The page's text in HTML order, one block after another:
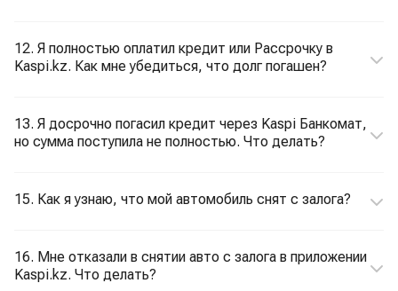
12. Я полностью оплатил кредит или Рассрочку в
Kaspi.kz. Как мне убедиться, что долг погашен?
13. Я досрочно погасил кредит через Kaspi Банкомат,
но сумма поступила не полностью. Что делать?
15. Как я узнаю, что мой автомобиль снят с залога?
16. Мне отказали в снятии авто с залога в приложении
Kaspi.kz. Что делать?